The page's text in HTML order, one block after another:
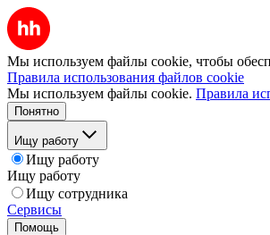
Мы используем файлы cookie, чтобы
Правила использования файлов cookie
Мы используем файлы cookie. Правила
Понятно
Ищу работу
Ищу работу
Ищу работу
Ищу сотрудника
Сервисы
Помощь